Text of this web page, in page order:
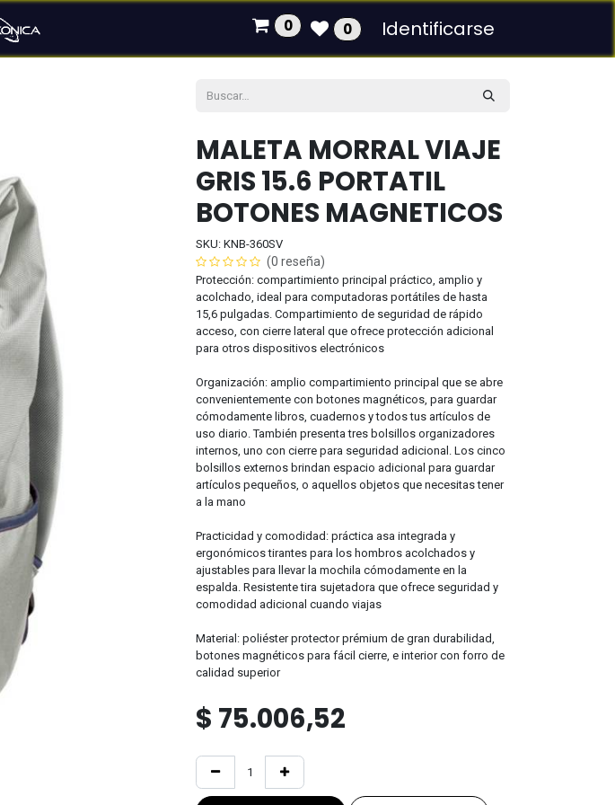
0 0 Identificarse
MALETA MORRAL VIAJE
GRIS 15.6 PORTATIL
BOTONES MAGNETICOS
SKU: KNB-360SV
(0 reseña)
Protección: compartimiento principal práctico, amplio y
acolchado, ideal para computadoras portátiles de hasta
15,6 pulgadas. Compartimiento de seguridad de rápido
acceso, con cierre lateral que ofrece protección adicional
para otros dispositivos electrónicos
Organización: amplio compartimiento principal que se abre
convenientemente con botones magnéticos, para guardar
cómodamente libros, cuadernos y todos tus artículos de
uso diario. También presenta tres bolsillos organizadores
internos, uno con cierre para seguridad adicional. Los cinco
bolsillos externos brindan espacio adicional para guardar
artículos pequeños, o aquellos objetos que necesitas tener
a la mano
Practicidad y comodidad: práctica asa integrada y
ergonómicos tirantes para los hombros acolchados y
ajustables para llevar la mochila cómodamente en la
espalda. Resistente tira sujetadora que ofrece seguridad y
comodidad adicional cuando viajas
Material: poliéster protector prémium de gran durabilidad,
botones magnéticos para fácil cierre, e interior con forro de
calidad superior
$ 75.006,52